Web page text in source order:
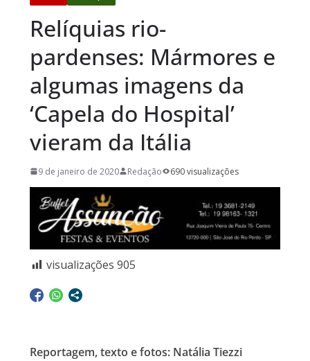
Relíquias rio-
pardenses: Mármores e
algumas imagens da
‘Capela do Hospital’
vieram da Itália
9 de janeiro de 2020 Redação 690 visualizações
visualizações 905
Reportagem, texto e fotos: Natália Tiezzi